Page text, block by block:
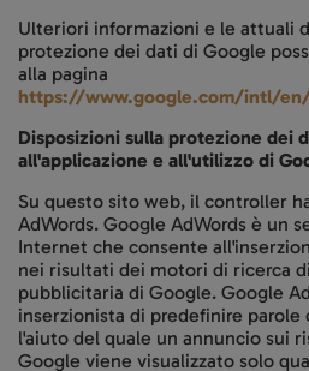
Ulteriori informazioni e le attuali
protezione dei dati di Google
alla pagina
https://www.google.com/intl/
Disposizioni sulla protezione dei
all'applicazione e all'utilizzo di
Su questo sito web, il controller
AdWords. Google AdWords è un
Internet che consente
nei risultati dei motori di ricerca
pubblicitaria di Google. Google
inserzionista di predefinire parole
l'aiuto del quale un annuncio sui
Google viene visualizzato solo